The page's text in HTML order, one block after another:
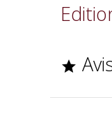
